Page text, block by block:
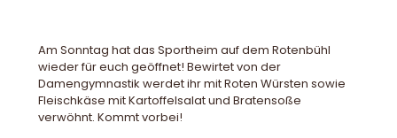
Am Sonntag hat das Sportheim auf dem Rotenbühl
wieder für euch geöffnet! Bewirtet von der
Damengymnastik werdet ihr mit Roten Würsten sowie
Fleischkäse mit Kartoffelsalat und Bratensoße
verwöhnt. Kommt vorbei!